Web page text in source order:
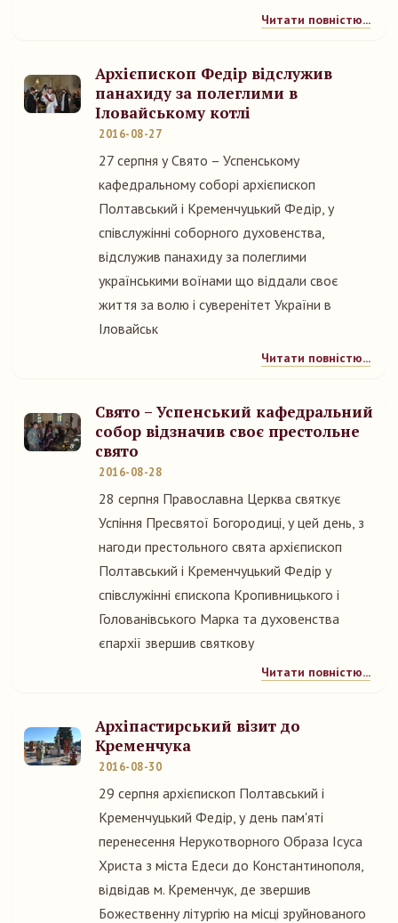
Читати повністю...
Архієпископ Федір відслужив
панахиду за полеглими в
Іловайському котлі
2016-08-27
27 серпня у Свято – Успенському
кафедральному соборі архієпископ
Полтавський і Кременчуцький Федір, у
співслужінні соборного духовенства,
відслужив панахиду за полеглими
українськими воїнами що віддали своє
життя за волю і суверенітет України в
Іловайськ
Читати повністю...
Свято – Успенський кафедральний
собор відзначив своє престольне
свято
2016-08-28
28 серпня Православна Церква святкує
Успіння Пресвятої Богородиці, у цей день, з
нагоди престольного свята архієпископ
Полтавський і Кременчуцький Федір у
співслужінні єпископа Кропивницького і
Голованівського Марка та духовенства
єпархії звершив святкову
Читати повністю...
Архіпастирський візит до
Кременчука
2016-08-30
29 серпня архієпископ Полтавський і
Кременчуцький Федір, у день пам'яті
перенесення Нерукотворного Образа Ісуса
Христа з міста Едеси до Константинополя,
відвідав м. Кременчук, де звершив
Божественну літургію на місці зруйнованого